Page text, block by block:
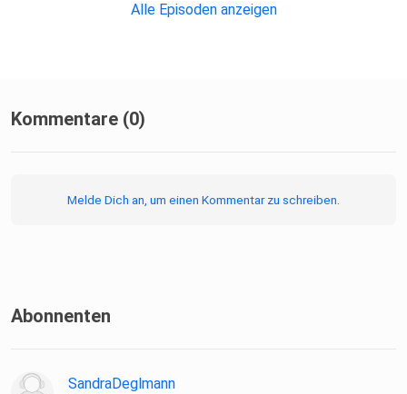
Alle Episoden anzeigen
Kommentare (0)
Melde Dich an, um einen Kommentar zu schreiben.
Abonnenten
SandraDeglmann